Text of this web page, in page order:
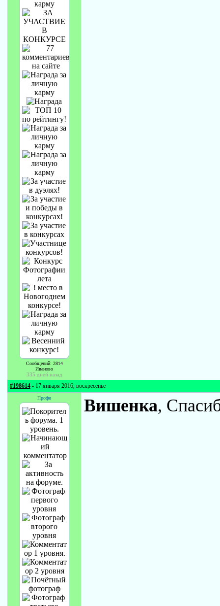
Сообщений: 2814
Иваново
335 дней назад
#198614 - 17 января 2016, воскресенье
Профи Вишенка,